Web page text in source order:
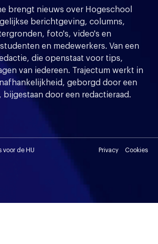
brengt nieuws over Hogeschool
berichtgeving, columns,
foto's, video's en
en medewerkers. Van een
die openstaat voor tips,
van iedereen. Trajectum werkt in
geborgd door een
door een redactieraad.
voor de HU Privacy Cookies